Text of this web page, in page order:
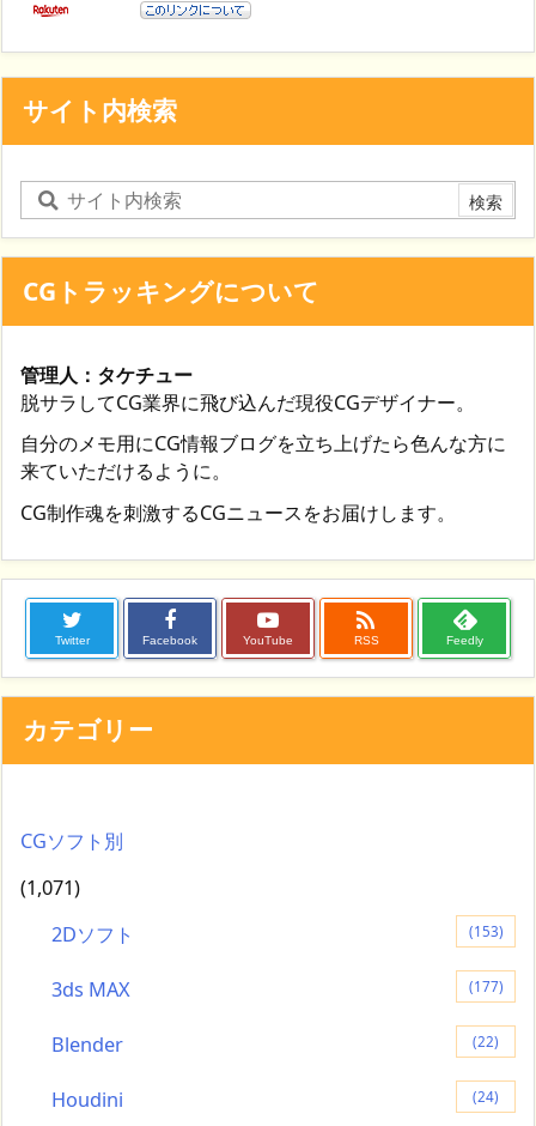
サイト内検索
CGトラッキングについて
管理人：タケチュー
脱サラしてCG業界に飛び込んだ現役CGデザイナー。
自分のメモ用にCG情報ブログを立ち上げたら色んな方に
来ていただけるように。
CG制作魂を刺激するCGニュースをお届けします。
Twitter Facebook YouTube

RSS Feedly
カテゴリー
CGソフト別
(1,071)
2Dソフト
(153)
3ds MAX (177)
Blender (22)
Houdini (24)